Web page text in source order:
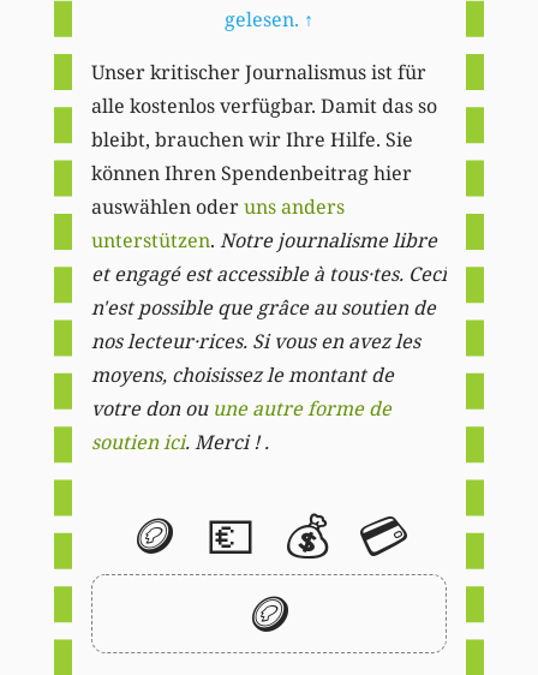
gelesen. ↑
Unser kritischer Journalismus ist für
alle kostenlos verfügbar. Damit das so
bleibt, brauchen wir Ihre Hilfe. Sie
können Ihren Spendenbeitrag hier
auswählen oderuns anders
unterstützen. Notre journalisme libre
et engagé est accessible à tous·tes. Ceci
n'est possible que grâce au soutien de
nos lecteur·rices. Si vous en avez les
moyens, choisissez le montant de
votre don ou une autre forme de
soutien ici. Merci ! .
🪙 💶 💰 💳
🪙